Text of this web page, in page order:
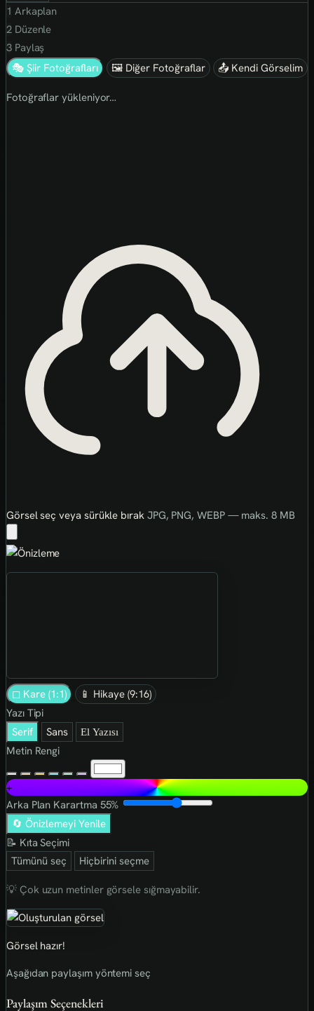
1 Arkaplan
2Düzenle
3Paylaş
🎭 Şiir Fotoğrafları
🖼 Diğer Fotoğraflar 📤 Kendi Görselim
Fotoğraflar yükleniyor…
Görsel seç veya sürükle bırak JPG, PNG, WEBP — maks. 8 MB
◻ Kare (1:1)
📱 Hikaye (9:16)
Yazı Tipi
Serif
Sans El Yazısı
Metin Rengi
+
Arka Plan Karartma 55%
🔄 Önizlemeyi Yenile
📝 Kıta Seçimi
Tümünü seç
Hiçbirini seçme
💡 Çok uzun metinler görsele sığmayabilir.
Görsel hazır!
Aşağıdan paylaşım yöntemi seç
Paylaşım Seçenekleri